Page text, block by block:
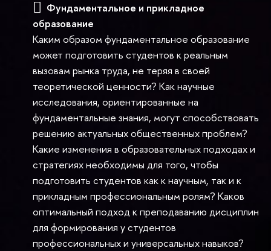
Фундаментальное и прикладное
образование
Каким образом фундаментальное образование
может подготовить студентов к реальным
вызовам рынка труда, не теряя в своей
теоретической ценности? Как научные
исследования, ориентированные на
фундаментальные знания, могут способствовать
решению актуальных общественных проблем?
Какие изменения в образовательных подходах и
стратегиях необходимы для того, чтобы
подготовить студентов как к научным, так и к
прикладным профессиональным ролям? Каков
оптимальный подход к преподаванию дисциплин
для формирования у студентов
профессиональных и универсальных навыков?